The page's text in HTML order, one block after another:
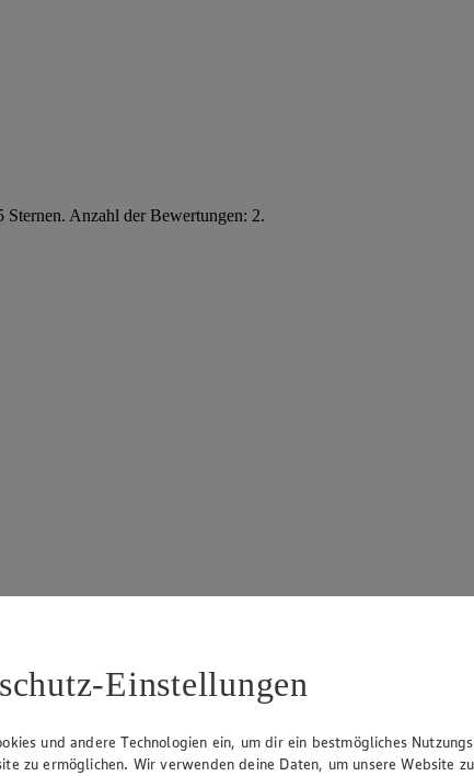
Sternen. Anzahl der Bewertungen: 2.
Einstellungen
und andere Technologien ein, um dir ein bestmögliches
zu ermöglichen. Wir verwenden deine Daten, um unsere Website zu